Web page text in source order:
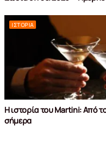
ΙΣΤΟΡΊΑ
Η ιστορία του Martini: Από
σήμερα